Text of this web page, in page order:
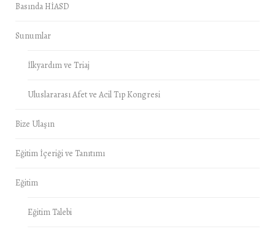
Basında HİASD
Sunumlar
İlkyardım ve Triaj
Uluslararası Afet ve Acil Tıp Kongresi
Bize Ulaşın
Eğitim İçeriği ve Tanıtımı
Eğitim
Eğitim Talebi